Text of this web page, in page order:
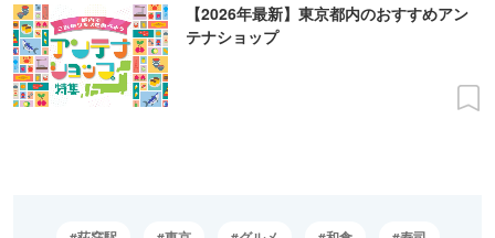
【2026年最新】東京都内のおすすめアン
テナショップ